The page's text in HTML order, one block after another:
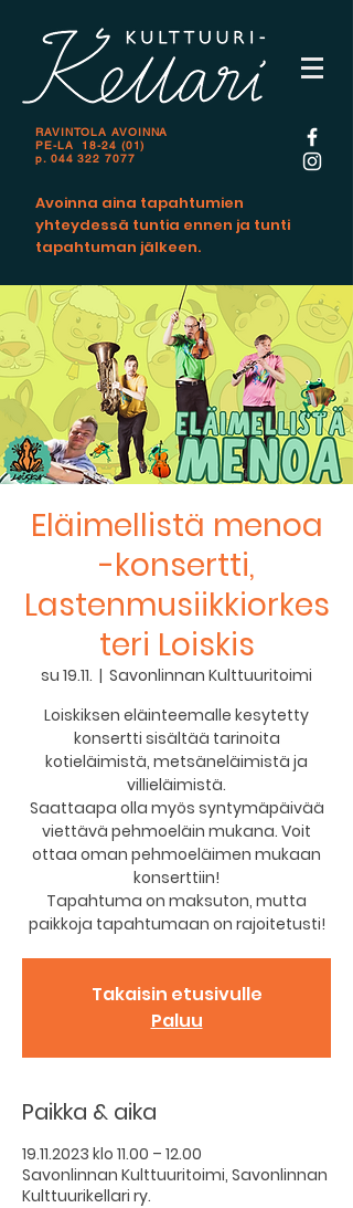
RAVINTOLA AVOINNA
PE-LA 18-24 (01)
p. 044 322 7077
Avoinna aina tapahtumien
yhteydessä tuntia ennen ja tunti
tapahtuman jälkeen.
Eläimellistä menoa
-konsertti,
Lastenmusiikkiorkes
teri Loiskis
su 19.11.
  |
Savonlinnan Kulttuuritoimi
Loiskiksen eläinteemalle kesytetty
konsertti sisältää tarinoita
kotieläimistä, metsäneläimistä ja
villieläimistä.
Saattaapa olla myös syntymäpäivää
viettävä pehmoeläin mukana. Voit
ottaa oman pehmoeläimen mukaan
konserttiin!
Tapahtuma on maksuton, mutta
paikkoja tapahtumaan on rajoitetusti!
Takaisin etusivulle
Paluu
Paikka & aika
19.11.2023 klo 11.00 – 12.00
Savonlinnan Kulttuuritoimi, Savonlinnan
Kulttuurikellari ry.